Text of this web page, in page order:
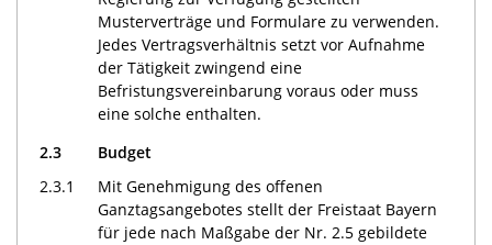
Musterverträge und Formulare zu verwenden.
Jedes Vertragsverhältnis setzt vor Aufnahme
der Tätigkeit zwingend eine
Befristungsvereinbarung voraus oder muss
eine solche enthalten.
2.3
Budget
2.3.1
Mit Genehmigung des offenen
Ganztagsangebotes stellt der Freistaat Bayern
für jede nach Maßgabe der Nr. 2.5 gebildete